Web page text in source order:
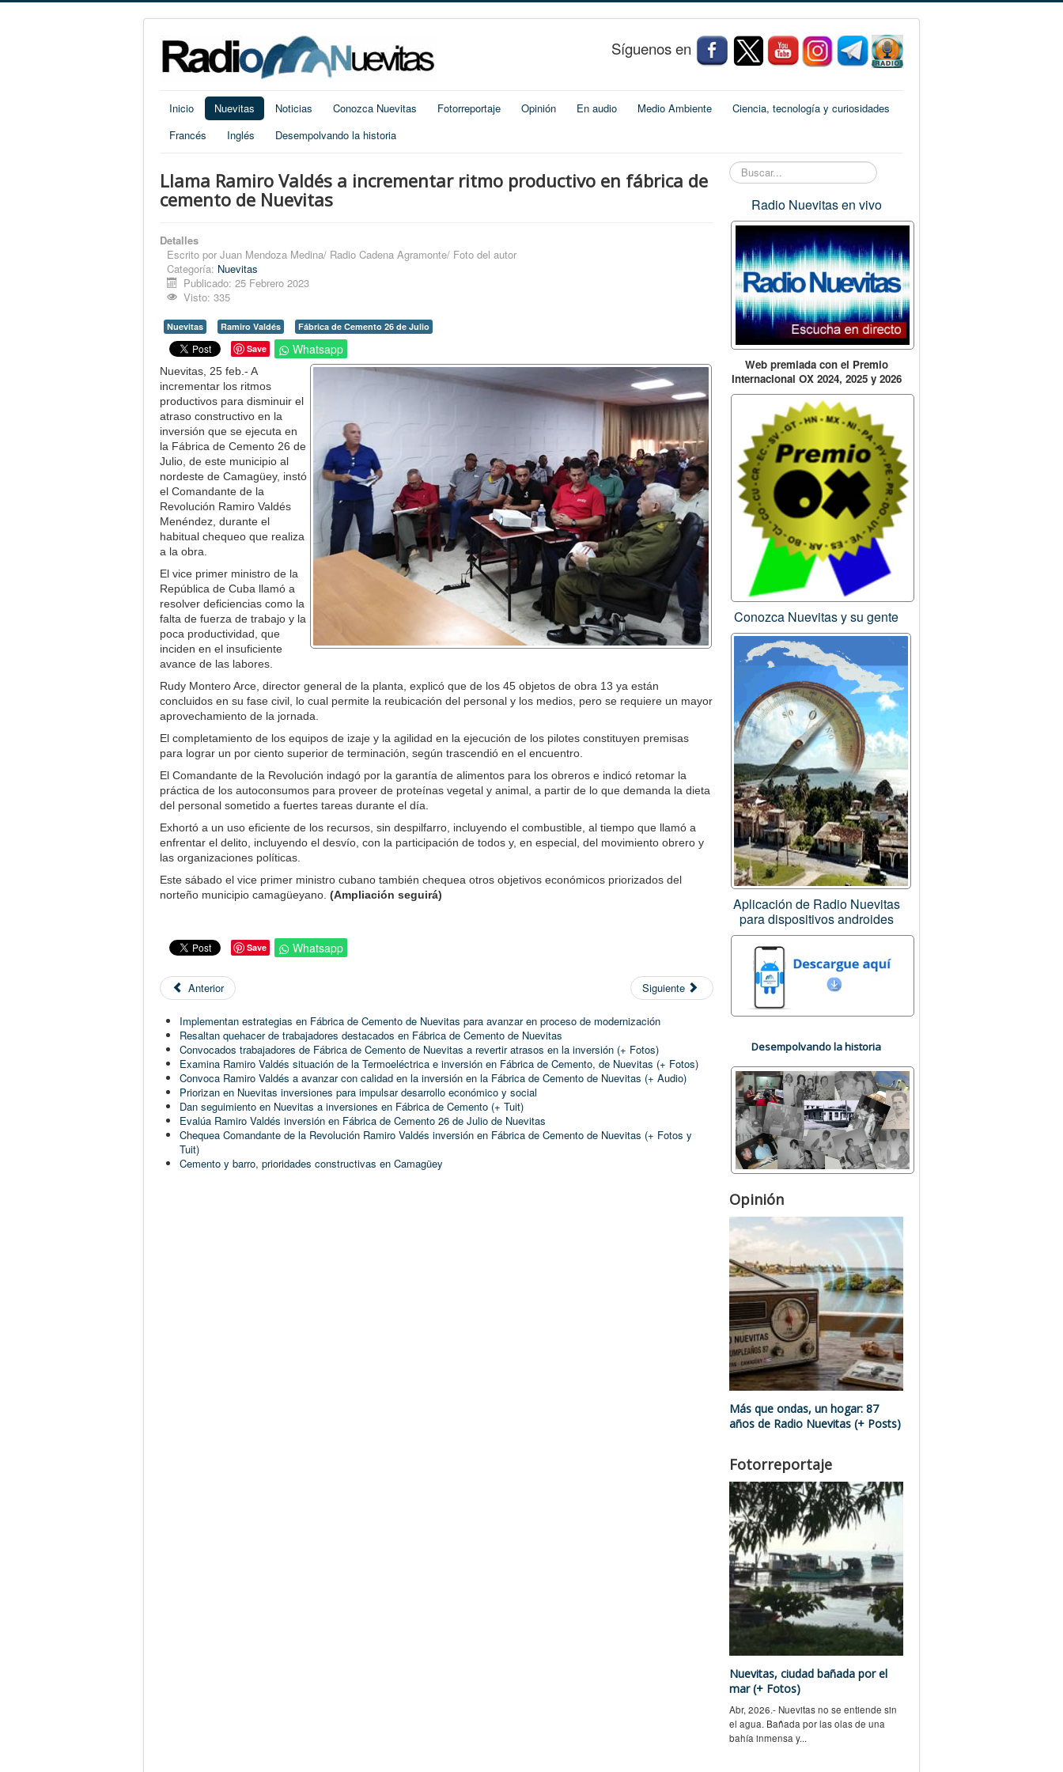
Síguenos en
Inicio Nuevitas Noticias Conozca Nuevitas Fotorreportaje Opinión En audio Medio Ambiente
Ciencia, tecnología y curiosidades
Francés
Inglés Desempolvando la historia
Llama Ramiro Valdés a incrementar ritmo productivo en fábrica de
cemento de Nuevitas
Detalles
Escrito por Juan Mendoza Medina/ Radio Cadena Agramonte/ Foto del autor
Categoría: Nuevitas
Publicado: 25 Febrero 2023
Visto: 335
Nuevitas Ramiro Valdés
Fábrica de Cemento 26 de Julio
Save
Whatsapp
Nuevitas, 25 feb.- A
incrementar los ritmos
productivos para disminuir el
atraso constructivo en la
inversión que se ejecuta en
la Fábrica de Cemento 26 de
Julio, de este municipio al
nordeste de Camagüey, instó
el Comandante de la
Revolución Ramiro Valdés
Menéndez, durante el
habitual chequeo que realiza
a la obra.
El vice primer ministro de la
República de Cuba llamó a
resolver deficiencias como la
falta de fuerza de trabajo y la
poca productividad, que
inciden en el insuficiente
avance de las labores.
Rudy Montero Arce, director general de la planta, explicó que de los 45 objetos de obra 13 ya están
concluidos en su fase civil, lo cual permite la reubicación del personal y los medios, pero se requiere un mayor
aprovechamiento de la jornada.
El completamiento de los equipos de izaje y la agilidad en la ejecución de los pilotes constituyen premisas
para lograr un por ciento superior de terminación, según trascendió en el encuentro.
El Comandante de la Revolución indagó por la garantía de alimentos para los obreros e indicó retomar la
práctica de los autoconsumos para proveer de proteínas vegetal y animal, a partir de lo que demanda la dieta
del personal sometido a fuertes tareas durante el día.
Exhortó a un uso eficiente de los recursos, sin despilfarro, incluyendo el combustible, al tiempo que llamó a
enfrentar el delito, incluyendo el desvío, con la participación de todos y, en especial, del movimiento obrero y
las organizaciones políticas.
Este sábado el vice primer ministro cubano también chequea otros objetivos económicos priorizados del
norteño municipio camagüeyano. (Ampliación seguirá)
Save Whatsapp
Anterior Siguiente
Implementan estrategias en Fábrica de Cemento de Nuevitas para avanzar en proceso de modernización
Resaltan quehacer de trabajadores destacados en Fábrica de Cemento de Nuevitas
Convocados trabajadores de Fábrica de Cemento de Nuevitas a revertir atrasos en la inversión (+ Fotos)
Examina Ramiro Valdés situación de la Termoeléctrica e inversión en Fábrica de Cemento, de Nuevitas (+ Fotos)
Convoca Ramiro Valdés a avanzar con calidad en la inversión en la Fábrica de Cemento de Nuevitas (+ Audio)
Priorizan en Nuevitas inversiones para impulsar desarrollo económico y social
Dan seguimiento en Nuevitas a inversiones en Fábrica de Cemento (+ Tuit)
Evalúa Ramiro Valdés inversión en Fábrica de Cemento 26 de Julio de Nuevitas
Chequea Comandante de la Revolución Ramiro Valdés inversión en Fábrica de Cemento de Nuevitas (+ Fotos y
Tuit)
Cemento y barro, prioridades constructivas en Camagüey
Buscar...
Radio Nuevitas en vivo
Web premiada con el Premio
Internacional OX 2024, 2025 y 2026
Conozca Nuevitas y su gente
Aplicación de Radio Nuevitas
para dispositivos androides
Desempolvando la historia
Opinión
Más que ondas, un hogar: 87
años de Radio Nuevitas (+ Posts)
Fotorreportaje
Nuevitas, ciudad bañada por el
mar (+ Fotos)
Abr, 2026.- Nuevitas no se entiende sin
el agua. Bañada por las olas de una
bahía inmensa y...